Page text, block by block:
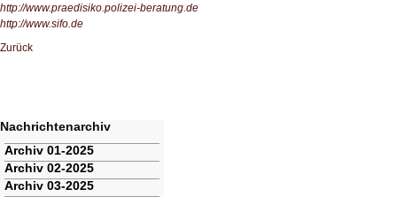
http://www.praedisiko.polizei-beratung.de
http://www.sifo.de
Zurück
Nachrichtenarchiv
Navigation
überspringen
Archiv 01-2025
Archiv 02-2025
Archiv 03-2025